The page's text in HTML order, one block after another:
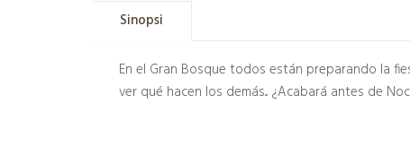
Sinopsi
En el Gran Bosque todos están preparando la
ver qué hacen los demás... ¿Acabará antes de